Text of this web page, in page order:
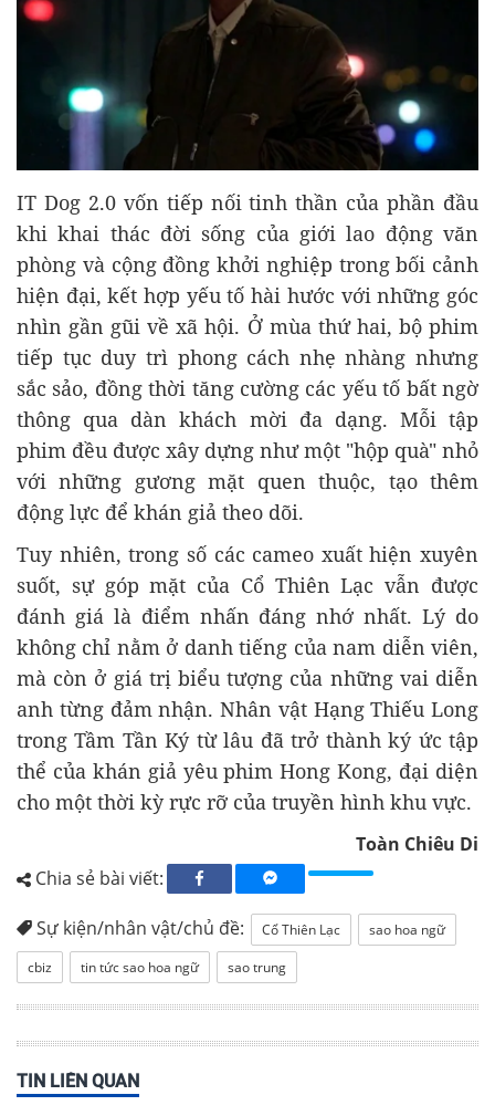
IT Dog 2.0 vốn tiếp nối tinh thần của phần đầu
khi khai thác đời sống của giới lao động văn
phòng và cộng đồng khởi nghiệp trong bối cảnh
hiện đại, kết hợp yếu tố hài hước với những góc
nhìn gần gũi về xã hội. Ở mùa thứ hai, bộ phim
tiếp tục duy trì phong cách nhẹ nhàng nhưng
sắc sảo, đồng thời tăng cường các yếu tố bất ngờ
thông qua dàn khách mời đa dạng. Mỗi tập
phim đều được xây dựng như một "hộp quà" nhỏ
với những gương mặt quen thuộc, tạo thêm
động lực để khán giả theo dõi.
Tuy nhiên, trong số các cameo xuất hiện xuyên
suốt, sự góp mặt của Cổ Thiên Lạc vẫn được
đánh giá là điểm nhấn đáng nhớ nhất. Lý do
không chỉ nằm ở danh tiếng của nam diễn viên,
mà còn ở giá trị biểu tượng của những vai diễn
anh từng đảm nhận. Nhân vật Hạng Thiếu Long
trong Tầm Tần Ký từ lâu đã trở thành ký ức tập
thể của khán giả yêu phim Hong Kong, đại diện
cho một thời kỳ rực rỡ của truyền hình khu vực.
Toàn Chiêu Di
Chia sẻ bài viết:
Sự kiện/nhân vật/chủ đề: Cổ Thiên Lạc
sao hoa ngữ
cbiz
tin tức sao hoa ngữ sao trung
TIN LIÊN QUAN